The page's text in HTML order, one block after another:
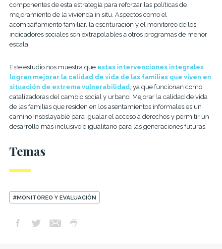
componentes de esta estrategia para reforzar las políticas de
mejoramiento de la vivienda in situ. Aspectos como el
acompañamiento familiar, la escrituración y el monitoreo de los
indicadores sociales son extrapolables a otros programas de menor
escala.
Este estudio nos muestra que estas intervenciones integrales
logran mejorar la calidad de vida de las familias que viven en
situación de extrema vulnerabilidad, ya que funcionan como
catalizadoras del cambio social y urbano. Mejorar la calidad de vida
de las familias que residen en los asentamientos informales es un
camino insoslayable para igualar el acceso a derechos y permitir un
desarrollo más inclusivo e igualitario para las generaciones futuras.
Temas
#MONITOREO Y EVALUACIÓN